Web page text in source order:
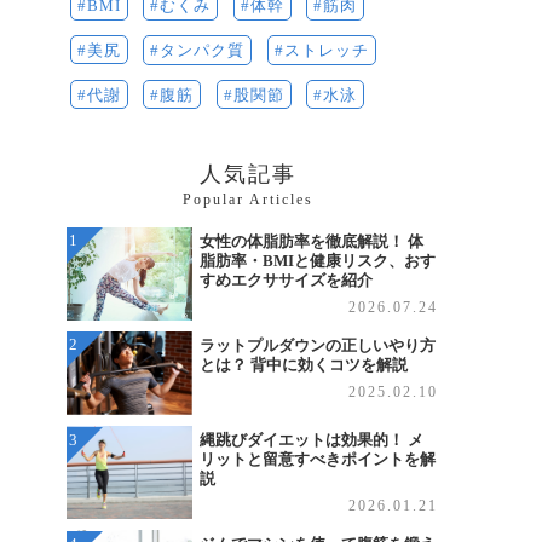
BMI むくみ 体幹 筋肉
美尻 タンパク質 ストレッチ
代謝 腹筋 股関節 水泳
人気記事
Popular Articles
女性の体脂肪率を徹底解説！ 体
脂肪率・BMIと健康リスク、おす
すめエクササイズを紹介
2026.07.24
ラットプルダウンの正しいやり方
とは？ 背中に効くコツを解説
2025.02.10
縄跳びダイエットは効果的！ メ
リットと留意すべきポイントを解
説
2026.01.21